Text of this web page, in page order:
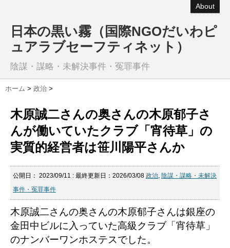
About
日本の黒い霧（国際NGOだいわピ
ュアラブセーフティネット）
陰謀・謀略・未解決事件・冤罪事件
ホーム > 政治 >
木原誠二さんの奥さんの木原郁子さ
んが働いていたクラブ「宵待草」の
実質的経営者は笹川陽平さんか
公開日： 2023/09/11 : 最終更新日：2026/03/08 政治, 陰謀・謀略・未解決
事件・冤罪事件
木原誠二さんの奥さんの木原郁子さんは銀座の
金田中ビルに入っていた高級クラブ「宵待草」
のナンバーワンホステスでした。